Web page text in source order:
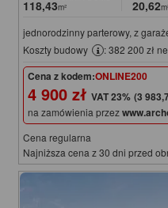
118,43m² 20,62
jednorodzinny parterowy, z
Koszty budowy
: 382 200 zł
Cena z kodem:ONLINE200
4 900 zł (3
na zamówienia przez
Cena regularna
Najniższa cena z 30 dni przed